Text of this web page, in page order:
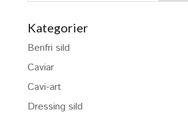
Kategorier
Benfri sild
Caviar
Cavi-art
Dressing sild